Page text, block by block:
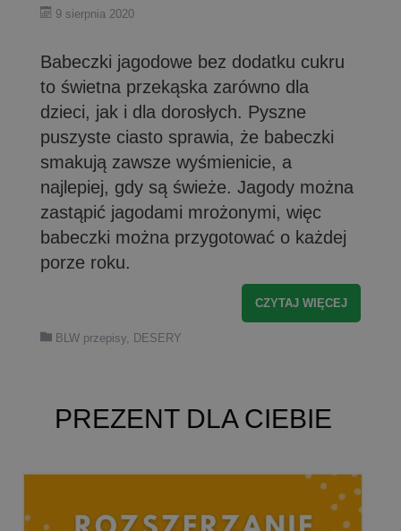
9 sierpnia 2020
Babeczki jagodowe bez dodatku cukru
to świetna przekąska zarówno dla
dzieci, jak i dla dorosłych. Pyszne
puszyste ciasto sprawia, że babeczki
smakują zawsze wyśmienicie, a
najlepiej, gdy są świeże. Jagody można
zastąpić jagodami mrożonymi, więc
babeczki można przygotować o każdej
porze roku.
CZYTAJ WIĘCEJ
BLW przepisy, DESERY
PREZENT DLA CIEBIE